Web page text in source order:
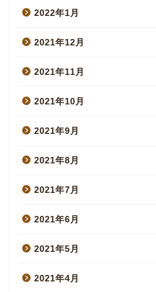
2022年1月
2021年12月
2021年11月
2021年10月
2021年9月
2021年8月
2021年7月
2021年6月
2021年5月
2021年4月